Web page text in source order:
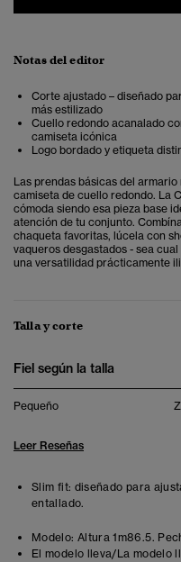
Notas del editor
Corte ajustado – diseñado
más estilizado
Cuello redondo acanalado
camiseta icónica
Logo bordado y etiqueta
Las prendas básicas del
camiseta de cuello redondo. La
cómoda siendo esa pieza base
atención de tu conjunto.
chaqueta favoritas, lúcela con
vaqueros desgastados - sea
una versatilidad prácticamente
Talla y corte
Fiel según la talla
Pequeño
Leer Reseñas
Slim fit: diseñado para
entallado.
Modelo: Altura 1m86.5.
El modelo lleva/La modelo